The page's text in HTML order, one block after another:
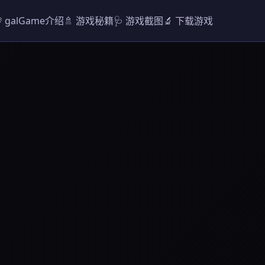
galGame介绍🚿 游戏秘籍🩺 游戏截图🔬 下载游戏